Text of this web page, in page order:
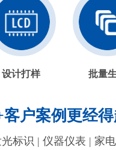
设计打样 批量
客户案例更经
标识 | 仪器仪表 | 家